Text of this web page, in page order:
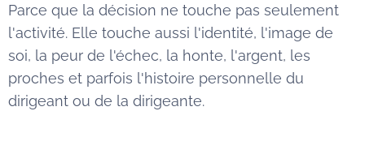
Parce que la décision ne touche pas seulement
l'activité. Elle touche aussi l'identité, l'image de
soi, la peur de l'échec, la honte, l'argent, les
proches et parfois l'histoire personnelle du
dirigeant ou de la dirigeante.